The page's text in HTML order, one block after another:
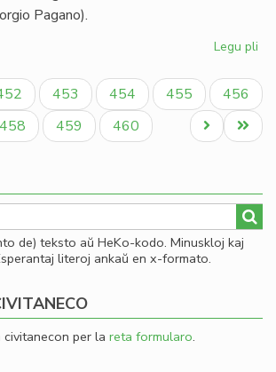
Pagano).
Legu pli
en
Paĝo
453 Paĝo
454 Paĝo
455 Paĝo
456
Paĝo
458 Paĝo
459 Paĝo
460
Last
page
Next
page
de) teksto aŭ HeKo-kodo. Minuskloj kaj
literoj ankaŭ en x-formato.
per la reta formularo.